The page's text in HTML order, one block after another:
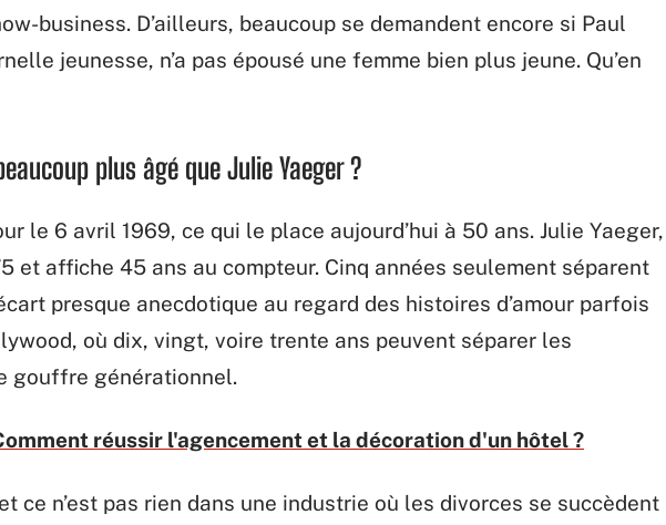
business. D’ailleurs, beaucoup se demandent encore si Paul
jeunesse, n’a pas épousé une femme bien plus jeune. Qu’en
plus âgé que Julie Yaeger ?
le 6 avril 1969, ce qui le place aujourd’hui à 50 ans. Julie Yaeger,
et affiche 45 ans au compteur. Cinq années seulement séparent
presque anecdotique au regard des histoires d’amour parfois
où dix, vingt, voire trente ans peuvent séparer les
gouffre générationnel.
réussir l'agencement et la décoration d'un hôtel ?
ce n’est pas rien dans une industrie où les divorces se succèdent